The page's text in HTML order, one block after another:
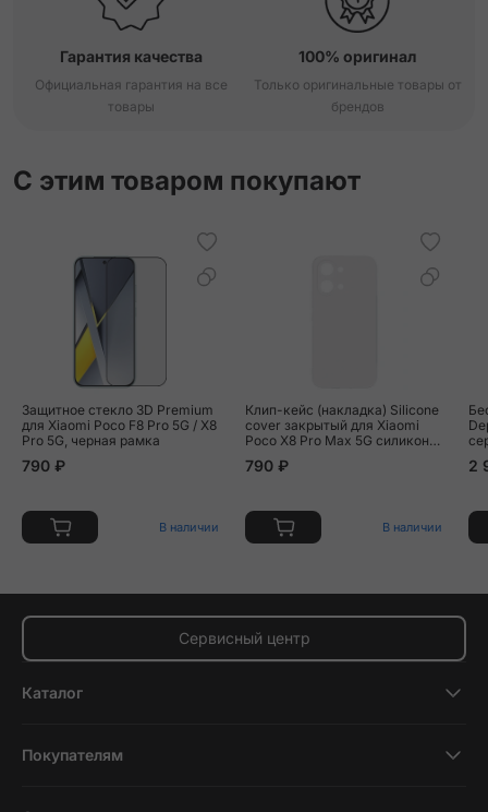
Гарантия качества
Официальная гарантия на все
товары
100% оригинал
Только оригинальные товары от
брендов
С этим товаром покупают
Защитное стекло 3D Premium
для Xiaomi Poco F8 Pro 5G / X8
Pro 5G, черная рамка
790 ₽
В наличии
Клип-кейс (накладка) Silicone
cover закрытый для Xiaomi
Poco X8 Pro Max 5G силикон,
790 ₽
В наличии
2
Сервисный центр
Каталог
Планшеты
Покупателям